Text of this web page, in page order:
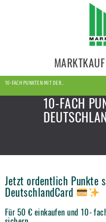
MARKTKAUF
10-FACH PUNKTEN MIT DER…
10-FACH
Jetzt ordentlich Punkte
DeutschlandCard
Für 50 € einkaufen und 10-